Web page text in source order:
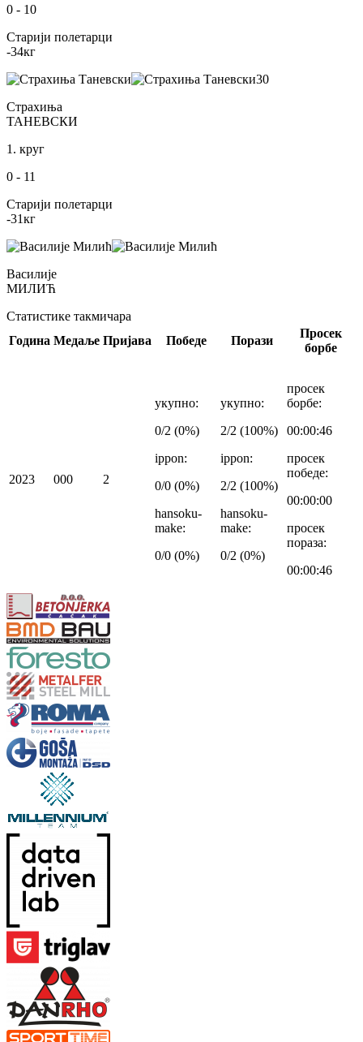
0 - 10
Старији полетарци
-34кг
30
Страхиња
ТАНЕВСКИ
1. круг
0 - 11
Старији полетарци
-31кг
Василије
МИЛИЋ
Статистике такмичара
Година Медаље Пријава Победе Порази
Просек
борбе
2023 000 2
укупно:
0/2 (0%)
ippon:
0/0 (0%)
hansoku-
make:
0/0 (0%)
укупно:
2/2 (100%)
ippon:
2/2 (100%)
hansoku-
make:
0/2 (0%)
просек
борбе:
00:00:46
просек
победе:
00:00:00
просек
пораза:
00:00:46